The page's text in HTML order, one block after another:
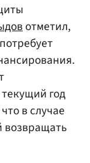
отметил,
год
в случае